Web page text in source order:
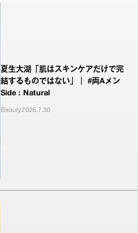
夏生大湖「肌はスキンケアだけで完
結するものではない」｜ #両Aメン
Side : Natural
Beauty2026.7.30